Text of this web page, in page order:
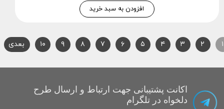
افزودن به سبد خرید
۱ ۲ ۳ ۴ ۵ ۶ ۷ ۸ ۹ ۱۰ بعدی
اکانت پشتیبانی جهت ارتباط و ارسال طرح
دلخواه در تلگرام